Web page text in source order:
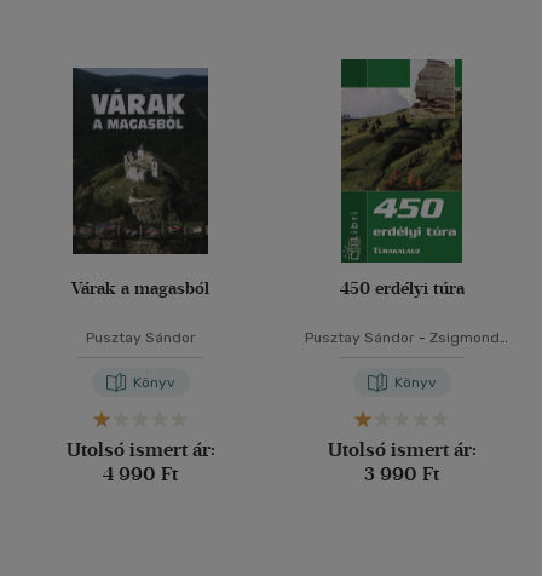
Várak a magasból
Pusztay Sándor
Könyv
Utolsó ismert ár:
4 990 Ft
450 erdélyi túra
Pusztay Sándor - Zsigmond
Könyv
Utolsó ismert ár:
3 990 Ft